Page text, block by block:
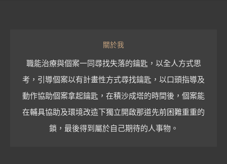
關於我
職能治療與個案一同尋找失落的鑰匙，以全人方式思
考，引導個案以有計畫性方式尋找鑰匙，以口頭指導及
動作協助個案拿起鑰匙，在積沙成塔的時間後，個案能
在輔具協助及環境改造下獨立開啟那道先前困難重重的
鎖，最後得到屬於自己期待的人事物。